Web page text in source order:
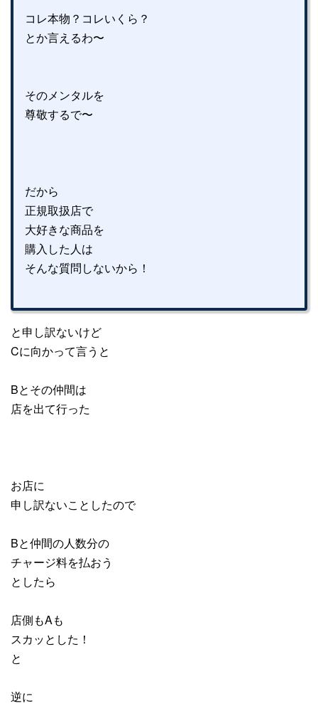
コレ本物？コレいくら？
とか言えるわ〜
そのメンタルを
尊敬するで〜
だから
正規取扱店で
大好きな商品を
購入した人は
そんな質問しないから！
と申し訳ないけど
Cに向かって言うと
Bとその仲間は
店を出て行った
お店に
申し訳ないことしたので
Bと仲間の人数分の
チャージ料を払おう
としたら
店側もAも
スカッとした！
と
逆に